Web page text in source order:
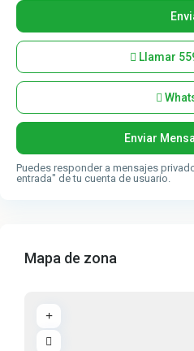
Llamar
Puedes responder a mensajes
entrada" de tu cuenta de usuario.
Mapa de zona